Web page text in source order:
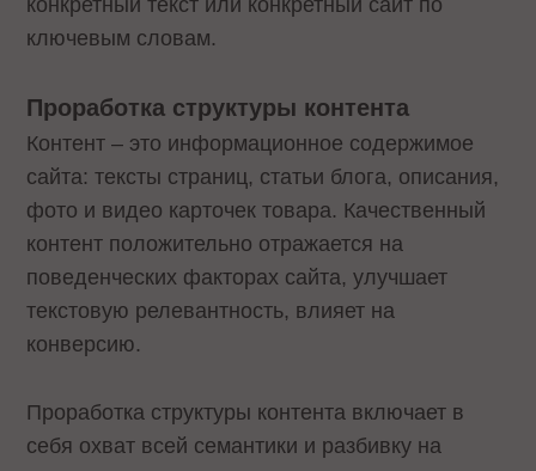
ключевым словам.
Проработка структуры контента
Контент – это информационное содержимое
сайта: тексты страниц, статьи блога, описания,
фото и видео карточек товара. Качественный
контент положительно отражается на
поведенческих факторах сайта, улучшает
текстовую релевантность, влияет на
конверсию.
Проработка структуры контента включает в
себя охват всей семантики и разбивку на